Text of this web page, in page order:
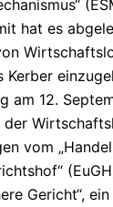
hat es
Kerber
am 12.
vom
Gericht“,